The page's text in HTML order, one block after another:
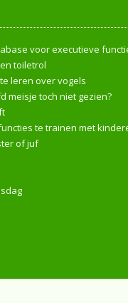
voor executieve
toiletrol
leren over vogels
meisje toch niet gezien?
te trainen met
of juf